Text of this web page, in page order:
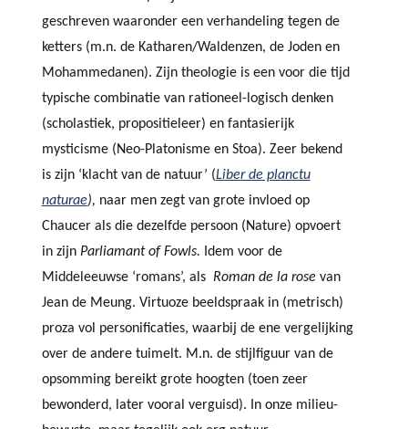
geschreven waaronder een verhandeling tegen de
ketters (m.n. de Katharen/Waldenzen, de Joden en
Mohammedanen). Zijn theologie is een voor die tijd
typische combinatie van rationeel-logisch denken
(scholastiek, propositieleer) en fantasierijk
mysticisme (Neo-Platonisme en Stoa). Zeer bekend
is zijn ‘klacht van de natuur’ (Liber de planctu
naturae), naar men zegt van grote invloed op
Chaucer als die dezelfde persoon (Nature) opvoert
in zijn Parliamant of Fowls. Idem voor de
Middeleeuwse ‘romans’, als Roman de la rose van
Jean de Meung. Virtuoze beeldspraak in (metrisch)
proza vol personificaties, waarbij de ene vergelijking
over de andere tuimelt. M.n. de stijlfiguur van de
opsomming bereikt grote hoogten (toen zeer
bewonderd, later vooral verguisd). In onze milieu-